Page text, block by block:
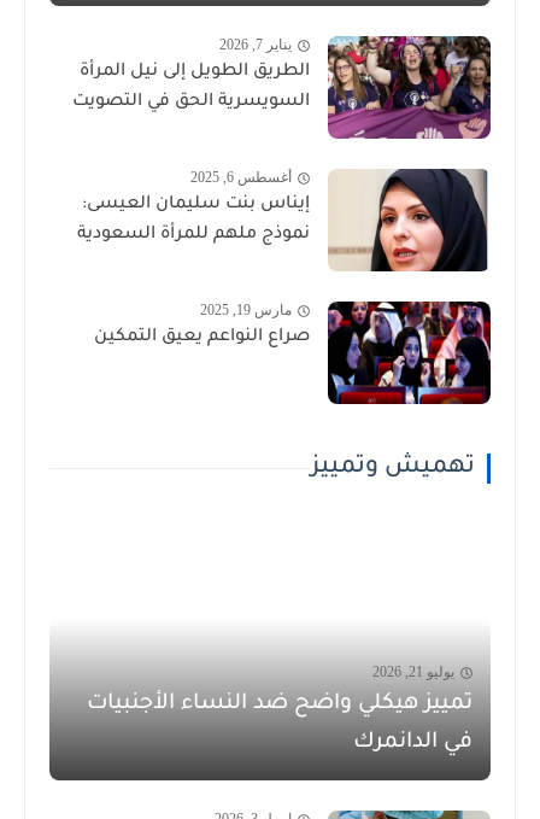
يناير 7, 2026
الطريق الطويل إلى نيل المرأة
السويسرية الحق في التصويت
أغسطس 6, 2025
إيناس بنت سليمان العيسى:
نموذج ملهم للمرأة السعودية
مارس 19, 2025
صراع النواعم يعيق التمكين
تهميش وتمييز
يوليو 21, 2026
تمييز هيكلي واضح ضد النساء الأجنبيات
في الدانمرك